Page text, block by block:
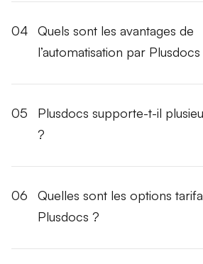
04
Quels sont les avantages de
l’automatisation par Plusdocs
05
Plusdocs supporte-t-il
?
06
Quelles sont les options
Plusdocs ?